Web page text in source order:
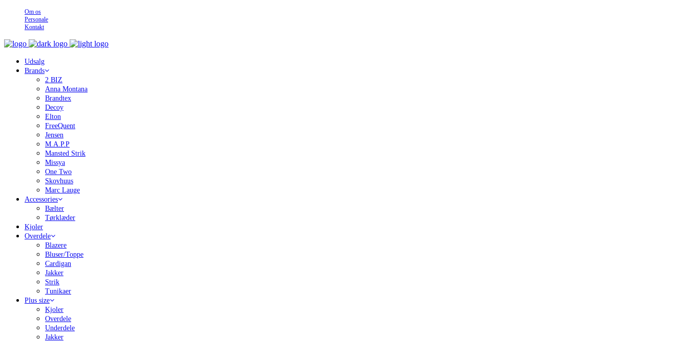
Om os
Personale
Kontakt
Udsalg
Brands
2 BIZ
Anna Montana
Brandtex
Decoy
Elton
FreeQuent
Jensen
M.A.P.P
Mansted Strik
Missya
One Two
Skovhuus
Marc Lauge
Accessories
Bælter
Tørklæder
Kjoler
Overdele
Blazere
Bluser/Toppe
Cardigan
Jakker
Strik
Tunikaer
Plus size
Kjoler
Overdele
Underdele
Jakker